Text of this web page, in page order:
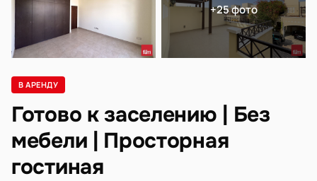
+25 фото
В АРЕНДУ
Готово к заселению | Без
мебели | Просторная
гостиная